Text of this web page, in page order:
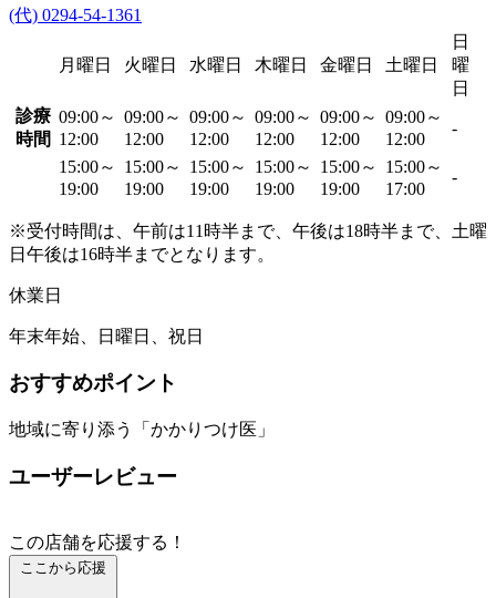
(代) 0294-54-1361
月曜日 火曜日 水曜日 木曜日 金曜日 土曜日
日
曜
日
診療
時間
09:00～
12:00
09:00～
12:00
09:00～
12:00
09:00～
12:00
09:00～
12:00
09:00～
12:00
-
15:00～
19:00
15:00～
19:00
15:00～
19:00
15:00～
19:00
15:00～
19:00
15:00～
17:00
-
※受付時間は、午前は11時半まで、午後は18時半まで、土曜
日午後は16時半までとなります。
休業日
年末年始、日曜日、祝日
おすすめポイント
地域に寄り添う「かかりつけ医」
ユーザーレビュー
この店舗を応援する！
ここから応援